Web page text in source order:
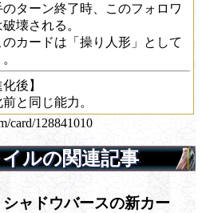
のターン終了時、このフォロワ
壊される。
カードは「操り人形」として
化後】
と同じ能力。
card/128841010
ルの関連記事
ャドウバースの新カー